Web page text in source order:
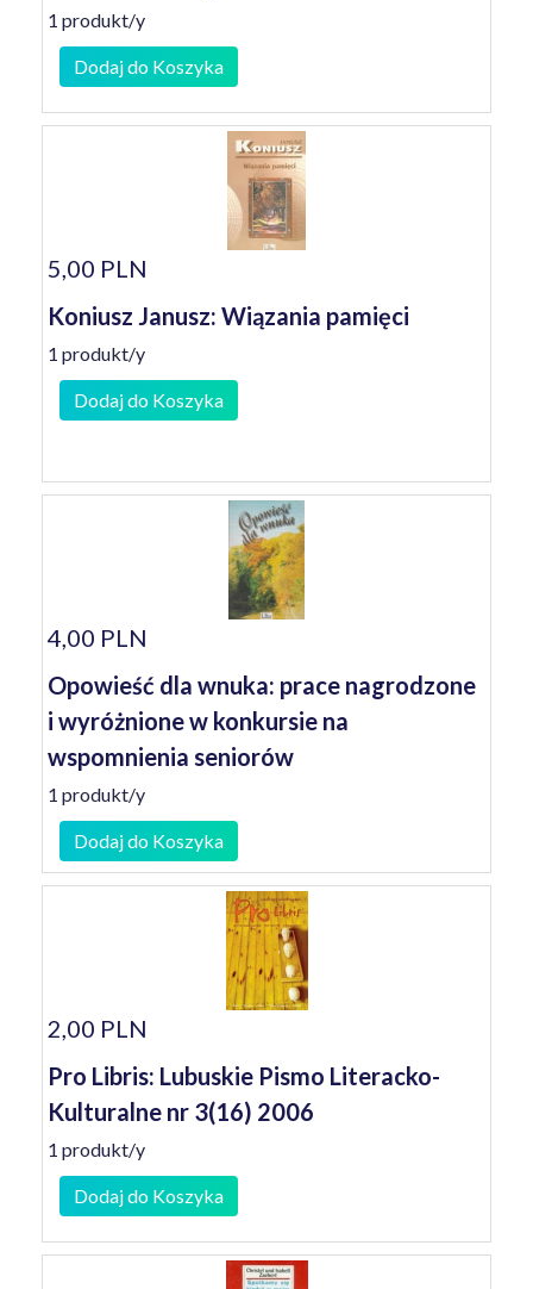
1 produkt/y
Dodaj do Koszyka
5,00 PLN
Koniusz Janusz: Wiązania pamięci
1 produkt/y
Dodaj do Koszyka
4,00 PLN
Opowieść dla wnuka: prace nagrodzone
i wyróżnione w konkursie na
wspomnienia seniorów
1 produkt/y
Dodaj do Koszyka
2,00 PLN
Pro Libris: Lubuskie Pismo Literacko-
Kulturalne nr 3(16) 2006
1 produkt/y
Dodaj do Koszyka